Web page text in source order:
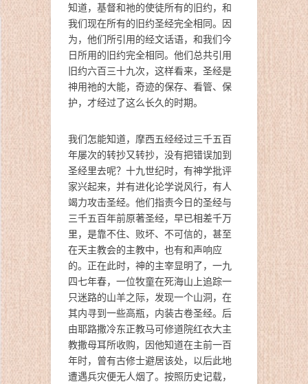
知道，基督和祂的使徒所有的旧约，和
我们现在所有的旧约圣经完全相同。因
为，他们所引用的经文话语，和我们今
日所用的旧约完全相同。他们总共引用
旧约六百三十九次，这样看来，圣经是
神用祂的大能，奇迹的保存、看管、保
护，才经过了这么长久的时期。
我们怎能知道，摩西五经经过三千五百
年屡次的转抄又转抄，没有把错误加到
圣经里去呢？十九世纪时，有神学批评
家兴起来，并有进化论学说风行，有人
竭力攻击圣经。他们指责今日的圣经与
三千五百年前原著圣经，早已相差千万
里，是靠不住、败坏、不可信的，甚至
在天主教会的主教中，也有和声响应
的。正在此时，神的主宰显明了，一九
四七年春，一位牧童在死海山上追踪一
只迷路的山羊之际，发现一个山洞，在
其内寻到一些高瓶，内装古卷圣经。后
由耶路撒冷东正教马可修道院红衣大主
教撒母耳所收购，因他知道在主前一百
年时，曾有古修士避居该处，以后此地
遭遇兵灾便无人烟了。按照历史记载，